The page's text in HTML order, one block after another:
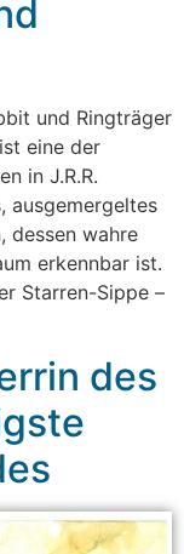
und Ringträger
eine der
in J.R.R.
ausgemergeltes
dessen wahre
erkennbar ist.
Starren-Sippe –
des